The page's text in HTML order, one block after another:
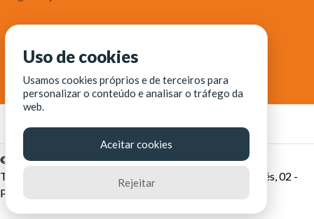
© Fortaleza Digital || CITINOVA - Fundação de Ciência,
Tecnologia e Inovação de Fortaleza - Rua dos Tremembés, 02 -
Praia de Iracema - Fortaleza-CE
Uso de cookies
Usamos cookies próprios e de terceiros para
personalizar o conteúdo e analisar o tráfego da
web.
Aceitar cookies
Rejeitar